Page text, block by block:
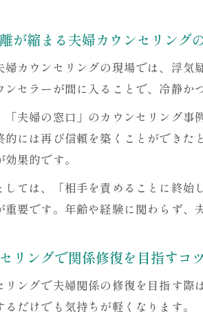
が縮まる夫婦カウンセリング
婦カウンセリングの現場では、浮
ンセラーが間に入ることで、冷静か
「夫婦の窓口」のカウンセリング事
的には再び信頼を築くことができ
果的です。
しては、「相手を責めることに終
重要です。年齢や経験に関わらず、
リングで関係修復を目指すコツ
リングで夫婦関係の修復を目指す
るだけでも気持ちが軽くなります。